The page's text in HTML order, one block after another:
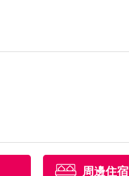
周邊住宿